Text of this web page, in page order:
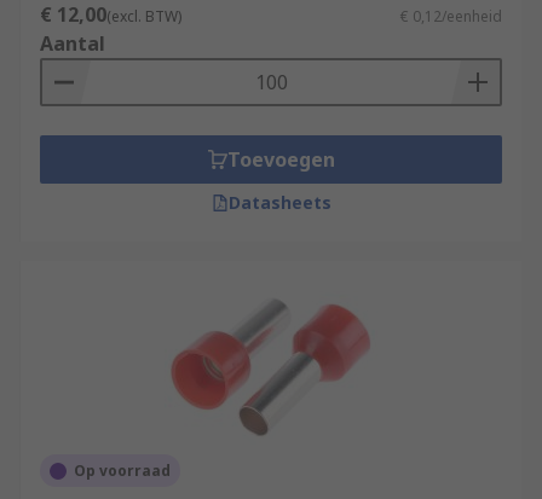
€ 12,00(excl. BTW) € 0,12/eenheid
Aantal
Toevoegen
Datasheets
Op voorraad